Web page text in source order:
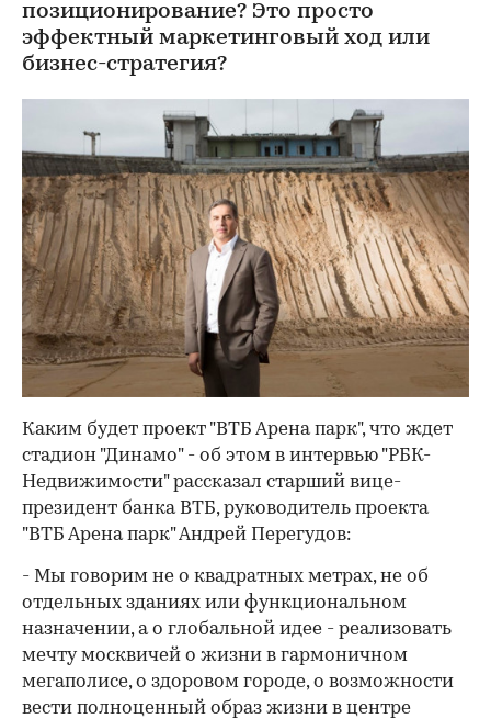
позиционирование? Это просто
эффектный маркетинговый ход или
бизнес-стратегия?
Каким будет проект "ВТБ Арена парк", что ждет
стадион "Динамо" - об этом в интервью "РБК-
Недвижимости" рассказал старший вице-
президент банка ВТБ, руководитель проекта
"ВТБ Арена парк" Андрей Перегудов:
- Мы говорим не о квадратных метрах, не об
отдельных зданиях или функциональном
назначении, а о глобальной идее - реализовать
мечту москвичей о жизни в гармоничном
мегаполисе, о здоровом городе, о возможности
вести полноценный образ жизни в центре